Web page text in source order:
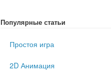
Популярные статьи
Простоя игра
2D Анимация